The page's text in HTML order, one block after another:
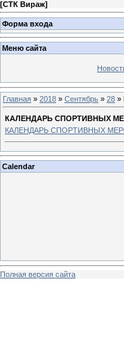
[СТК Вираж]
Форма входа
Меню сайта
Главная » 2018 » Сентябрь » 28 »
КАЛЕНДАРЬ СПОРТИВНЫХ
КАЛЕНДАРЬ СПОРТИВНЫХ
Calendar
Полная версия сайта